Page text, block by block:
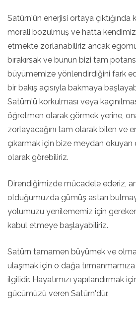
Satürn'ün enerjisi ortaya
morali bozulmuş ve hatta
etmekte zorlanabiliriz ancak
bırakırsak ve bunun bizi tam
büyümemize yönlendirdiğini fark
bir bakış açısıyla bakmaya
Satürn'ü korkulması veya
öğretmen olarak görmek yerine,
zorlayacağını tam olarak bilen ve
çıkarmak için bize meydan
olarak görebiliriz.
Direndiğimizde mücadele ederiz,
olduğumuzda gümüş astarı
yolumuzu yenilememiz için
kabul etmeye başlayabiliriz.
Satürn tamamen büyümek ve
ulaşmak için o dağa
ilgilidir. Hayatımızı yapılandırmak
gücümüzü veren Satürn'dür.